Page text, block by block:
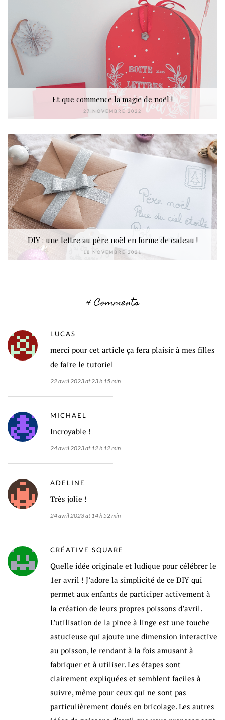
Et que commence la magie de noël !
27 NOVEMBRE 2022
DIY : une lettre au père noël en forme de cadeau !
18 NOVEMBRE 2021
4 Comments
LUCAS
merci pour cet article ça fera plaisir à mes filles
de faire le tutoriel
22 avril 2023 at 23 h 15 min
MICHAEL
Incroyable !
24 avril 2023 at 12 h 12 min
ADELINE
Très jolie !
24 avril 2023 at 14 h 52 min
CRÉATIVE SQUARE
Quelle idée originale et ludique pour célébrer le
1er avril ! J’adore la simplicité de ce DIY qui
permet aux enfants de participer activement à
la création de leurs propres poissons d’avril.
L’utilisation de la pince à linge est une touche
astucieuse qui ajoute une dimension interactive
au poisson, le rendant à la fois amusant à
fabriquer et à utiliser. Les étapes sont
clairement expliquées et semblent faciles à
suivre, même pour ceux qui ne sont pas
particulièrement doués en bricolage. Les autres